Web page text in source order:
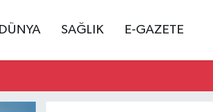
DÜNYA SAĞLIK E-GAZETE